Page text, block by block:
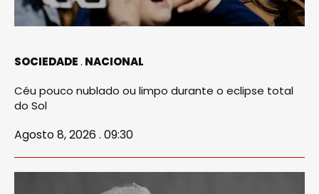
SOCIEDADE NACIONAL
Céu pouco nublado ou limpo durante o eclipse total
do Sol
Agosto 8, 2026 . 09:30